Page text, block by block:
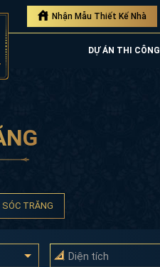
Nhận Mẫu Thiết Kế Nhà
DỰ ÁN THI CÔNG
TRĂNG
Diện tích